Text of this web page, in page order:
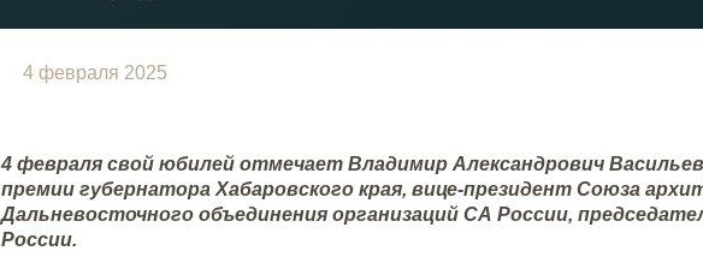
4 февраля 2025
4 февраля свой юбилей отмечает Владимир Александрович
премии губернатора Хабаровского края, вице-президент Союза
Дальневосточного объединения организаций СА России,
России.